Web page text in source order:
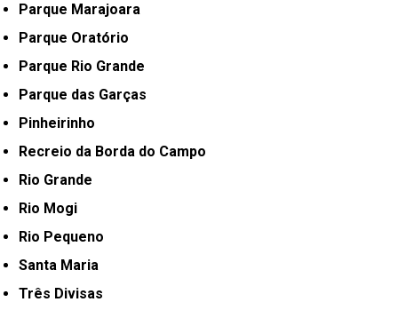
Parque Marajoara
Parque Oratório
Parque Rio Grande
Parque das Garças
Pinheirinho
Recreio da Borda do Campo
Rio Grande
Rio Mogi
Rio Pequeno
Santa Maria
Três Divisas